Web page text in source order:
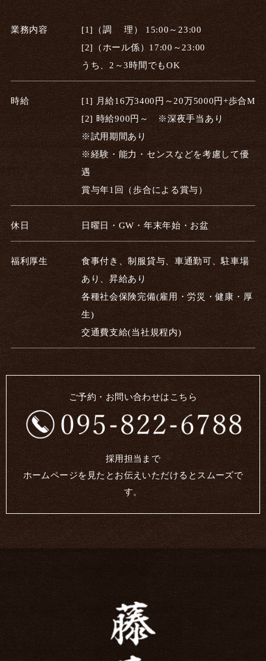
業務内容
[1]（調 理） 15:00～23:00
[2]（ホール係）17:00～23:00
うち、2～3時間でもOK
時給
[1] 月給16万3400円～20万5000円+歩合M
[2] 時給900円～ ※深夜手当あり
※試用期間あり
※経験・能力・センスなどを考慮して優
遇
賞与年1回（歩合による賞与）
休日 日曜日・GW・年末年始・お盆
福利厚生
食事付き、制服貸与、車通勤可、駐車場
あり、昇給あり
各種社会保険完備(雇用・労災・健康・厚
生)
交通費支給(当社規程内)
ご予約・お問い合わせはこちら
採用担当まで
ホームページを見たとお伝えいただけるとスムーズで
す。